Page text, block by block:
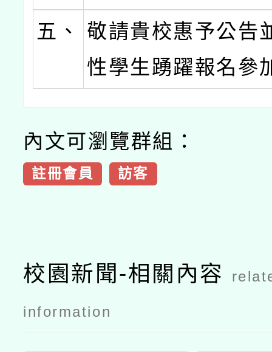
五、
敬請貴校惠予公告
性學生踴躍報名參
內文可瀏覽群組：
註冊會員 訪客
校園新聞-相關內容
information